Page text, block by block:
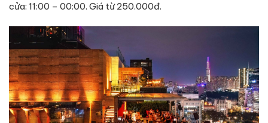
cửa: 11:00 – 00:00. Giá từ 250.000đ.